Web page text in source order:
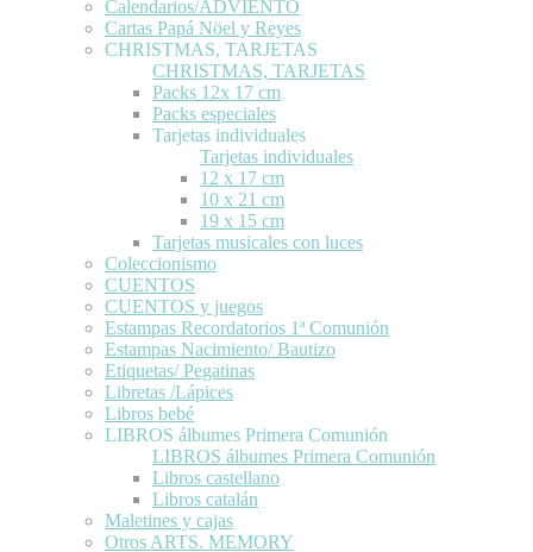
Calendarios/ADVIENTO
Cartas Papá Nöel y Reyes
CHRISTMAS, TARJETAS
CHRISTMAS, TARJETAS
Packs 12x 17 cm
Packs especiales
Tarjetas individuales
Tarjetas individuales
12 x 17 cm
10 x 21 cm
19 x 15 cm
Tarjetas musicales con luces
Coleccionismo
CUENTOS
CUENTOS y juegos
Estampas Recordatorios 1ª Comunión
Estampas Nacimiento/ Bautizo
Etiquetas/ Pegatinas
Libretas /Lápices
Libros bebé
LIBROS álbumes Primera Comunión
LIBROS álbumes Primera Comunión
Libros castellano
Libros catalán
Maletines y cajas
Otros ARTS. MEMORY